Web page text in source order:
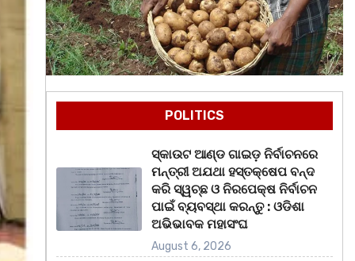
POLITICS
ସ୍କାଉଟ ଆଣ୍ଡ ଗାଇଡ଼ ନିର୍ବାଚନରେ
ମନ୍ତ୍ରୀ ଅଯଥା ହସ୍ତକ୍ଷେପ ବନ୍ଦ
କରି ସ୍ୱଚ୍ଛ ଓ ନିରପେକ୍ଷ ନିର୍ବାଚନ
ପାଇଁ ବ୍ୟବସ୍ଥା କରନ୍ତୁ : ଓଡିଶା
ଅଭିଭାବକ ମହାସଂଘ
August 6, 2026